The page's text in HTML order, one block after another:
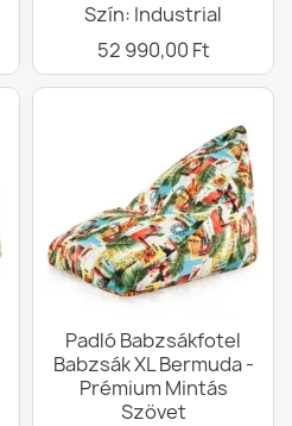
Szín: Industrial
52 990,00 Ft
Padló Babzsákfotel
Babzsák XL Bermuda -
Prémium Mintás
Szövet